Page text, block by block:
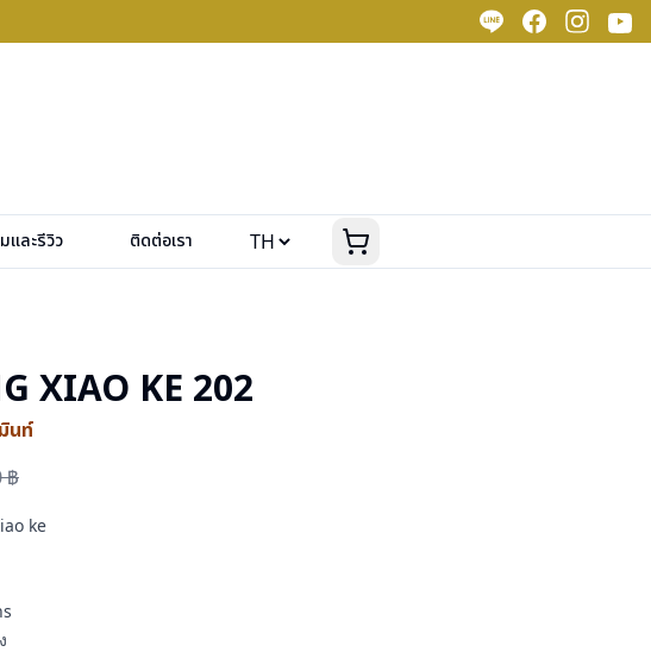
และรีวิว ติดต่อเรา
XIAO KE 202
นท์
฿
ke